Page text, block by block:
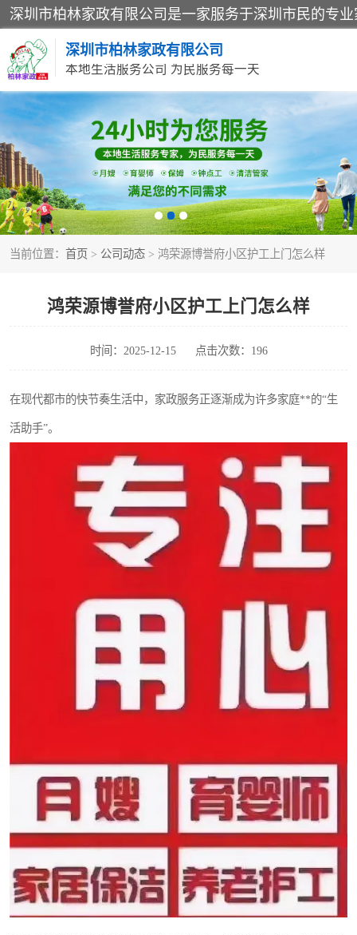
深圳市柏林家政有限公司
本地生活服务公司 为民服务每一天
当前位置： 首页 > 公司动态 > 鸿荣源博誉府小区护工上门怎么样
鸿荣源博誉府小区护工上门怎么样
时间：2025-12-15 点击次数：196
在现代都市的快节奏生活中，家政服务正逐渐成为许多家庭**的“生
活助手”。
家居保洁
家庭保姆